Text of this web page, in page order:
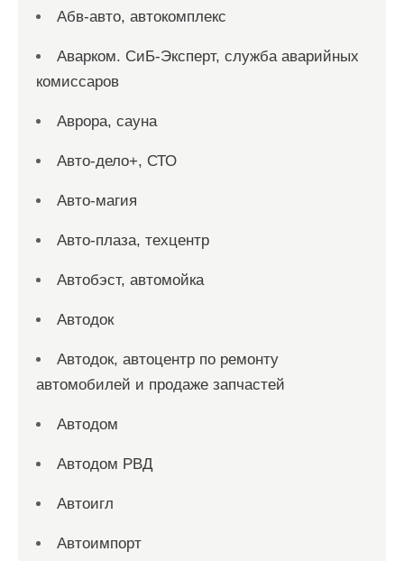
Абв-авто, автокомплекс
Аварком. СиБ-Эксперт, служба аварийных
комиссаров
Аврора, сауна
Авто-дело+, СТО
Авто-магия
Авто-плаза, техцентр
Автобэст, автомойка
Автодок
Автодок, автоцентр по ремонту
автомобилей и продаже запчастей
Автодом
Автодом РВД
Автоигл
Автоимпорт